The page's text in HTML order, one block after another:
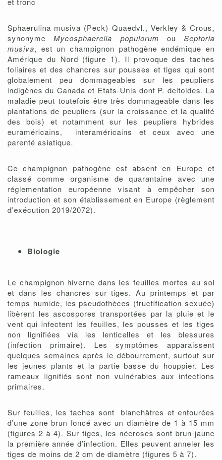
Sphaerulina musiva (Peck) Quaedvl., Verkley & Crous,
synonymeMycosphaerella populorum ou Septoria
musiva, est un champignon pathogène endémique en
Amérique du Nord (figure 1). Il provoque des taches
foliaires et des chancres sur pousses et tiges qui sont
globalement peu dommageables sur les peupliers
indigènes du Canada et Etats-Unis dont P. deltoides. La
maladie peut toutefois être très dommageable dans les
plantations de peupliers (sur la croissance et la qualité
des bois) et notamment sur les peupliers hybrides
euraméricains, interaméricains et ceux avec une
parenté asiatique.
Ce champignon pathogène est absent en Europe et
classé comme organisme de quarantaine avec une
réglementation européenne visant à empêcher son
introduction et son établissement en Europe (règlement
d’exécution 2019/2072).
Biologie
Le champignon hiverne dans les feuilles mortes au sol
et dans les chancres sur tiges. Au printemps et par
temps humide, les pseudothèces (fructification sexuée)
libèrent les ascospores transportées par la pluie et le
vent qui infectent les feuilles, les pousses et les tiges
non lignifiées via les lenticelles et les blessures
(infection primaire). Les symptômes apparaissent
quelques semaines après le débourrement, surtout sur
les jeunes plants et la partie basse du houppier. Les
rameaux lignifiés sont non vulnérables aux infections
primaires.
Sur feuilles, les taches sont blanchâtres et entourées
d’une zone brun foncé avec un diamètre de 1 à 15 mm
(figures 2 à 4). Sur tiges, les nécroses sont brun-jaune
la première année d’infection. Elles peuvent anneler les
tiges de moins de 2 cm de diamètre (figures 5 à 7).